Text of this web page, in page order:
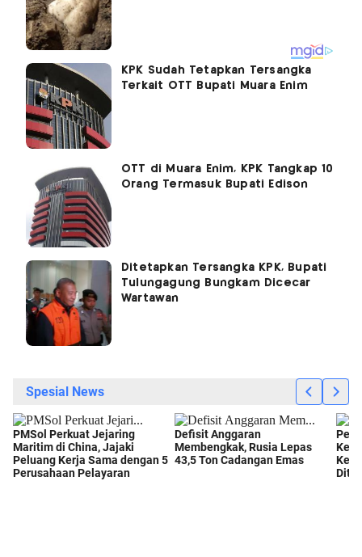
KPK Sudah Tetapkan Tersangka
Terkait OTT Bupati Muara Enim
OTT di Muara Enim, KPK Tangkap 10
Orang Termasuk Bupati Edison
Ditetapkan Tersangka KPK, Bupati
Tulungagung Bungkam Dicecar
Wartawan